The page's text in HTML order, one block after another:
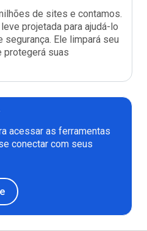
de sites e contamos.
projetada para ajudá-lo
segurança. Ele limpará seu
protegerá suas
acessar as ferramentas
conectar com seus